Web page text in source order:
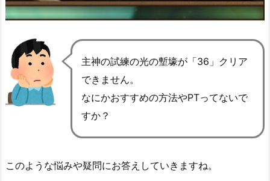
主神の試練の光の塹壕が「36」クリア
できません。
なにかおすすめの方法やPTってないで
すか？
このような悩みや疑問にお答えしていきますね。